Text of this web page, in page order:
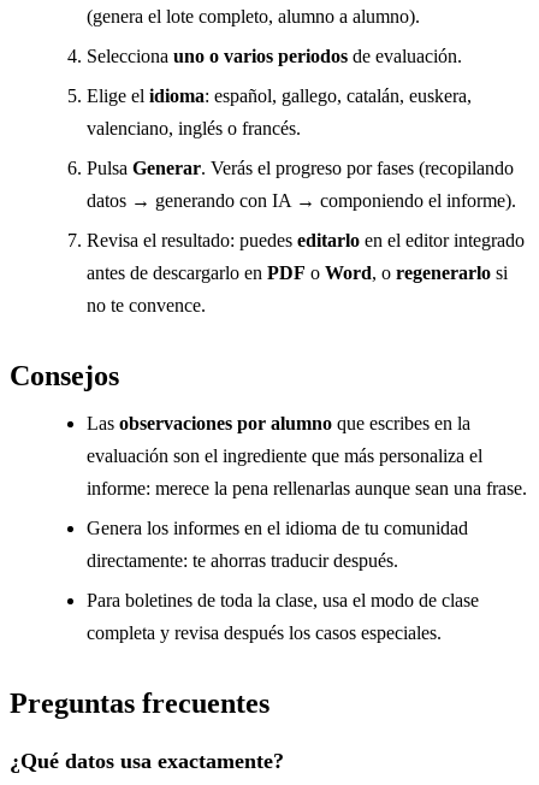
(genera el lote completo, alumno a alumno).
Selecciona uno o varios periodos de evaluación.
Elige el idioma: español, gallego, catalán, euskera,
valenciano, inglés o francés.
Pulsa Generar. Verás el progreso por fases (recopilando
datos → generando con IA → componiendo el informe).
Revisa el resultado: puedes editarlo en el editor integrado
antes de descargarlo en PDF o Word, o regenerarlo si
no te convence.
Consejos
Las observaciones por alumno que escribes en la
evaluación son el ingrediente que más personaliza el
informe: merece la pena rellenarlas aunque sean una frase.
Genera los informes en el idioma de tu comunidad
directamente: te ahorras traducir después.
Para boletines de toda la clase, usa el modo de clase
completa y revisa después los casos especiales.
Preguntas frecuentes
¿Qué datos usa exactamente?